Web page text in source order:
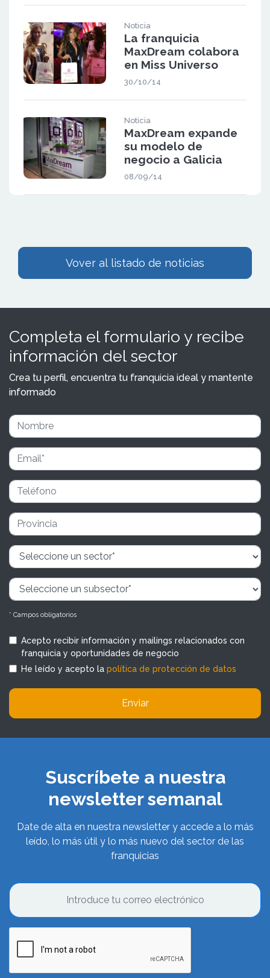
Noticia
La franquicia
MaxDream colabora
en Miss Universo
30/10/14
Noticia
MaxDream expande
su modelo de
negocio a Galicia
08/09/14
Vover al listado de noticias
Completa el formulario y recibe
información del sector
Crea tu perfil, encuentra tu franquicia ideal y mantente
informado
* Campos obligatorios
Acepto recibir información y mailings relacionados con
franquicia y oportunidades de negocio
He leído y acepto la política de protección de datos
Enviar
Suscríbete a nuestra
newsletter semanal
Date de alta en nuestra newsletter y accede a lo más
leído, lo más útil y lo más nuevo del sector de las
franquicias